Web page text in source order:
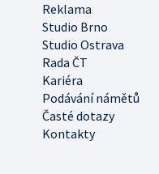
Reklama
Studio Brno
Studio Ostrava
Rada ČT
Kariéra
Podávání námětů
Časté dotazy
Kontakty